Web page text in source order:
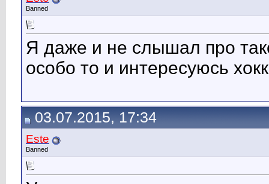
Banned
Я даже и не слышал про
особо то и интересуюсь
03.07.2015, 17:34
Este
Banned